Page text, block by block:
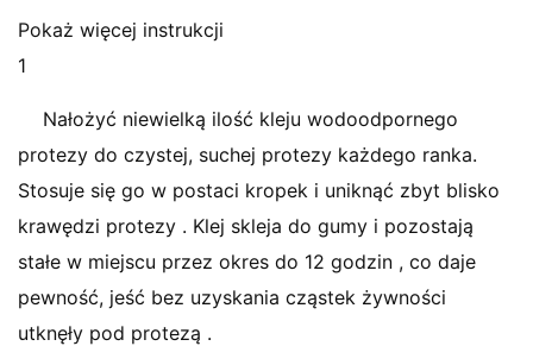
Pokaż więcej instrukcji
1
Nałożyć niewielką ilość kleju wodoodpornego
protezy do czystej, suchej protezy każdego ranka.
Stosuje się go w postaci kropek i uniknąć zbyt blisko
krawędzi protezy . Klej skleja do gumy i pozostają
stałe w miejscu przez okres do 12 godzin , co daje
pewność, jeść bez uzyskania cząstek żywności
utknęły pod protezą .